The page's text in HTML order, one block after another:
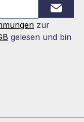
zur
gelesen und bin